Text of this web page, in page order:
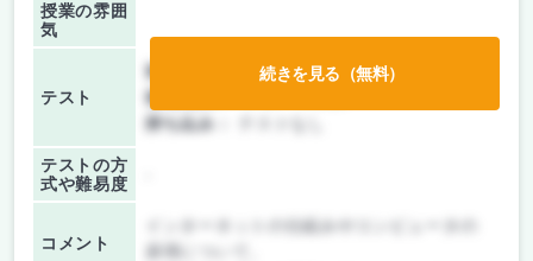
授業の雰囲
気
テスト
前期/中間：
レポートのみ
後期/期末：
持ち込み：
テストの方
式や難易度
コメント
インターネットの仕組みやコンピュータの
続きを見る（無料）